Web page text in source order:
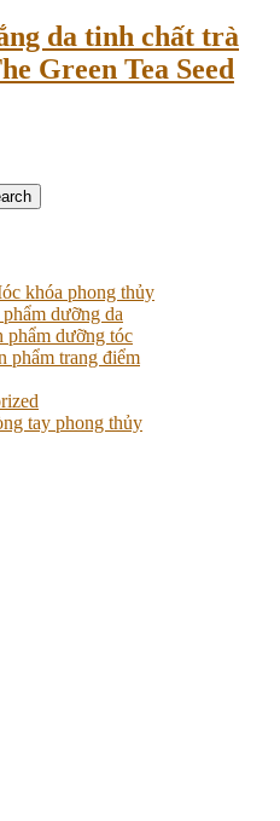
da tinh chất trà
Green Tea Seed
khóa phong thủy
phẩm dưỡng da
phẩm dưỡng tóc
phẩm trang điểm
tay phong thủy